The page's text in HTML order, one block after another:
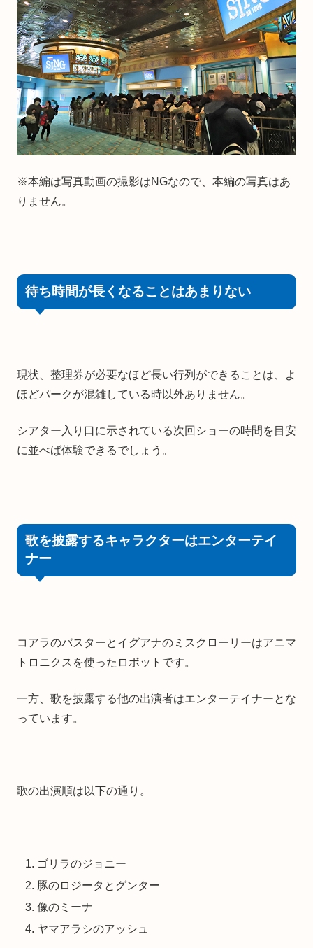
※本編は写真動画の撮影はNGなので、本編の写真はあ
りません。
待ち時間が長くなることはあまりない
現状、整理券が必要なほど長い行列ができることは、よ
ほどパークが混雑している時以外ありません。
シアター入り口に示されている次回ショーの時間を目安
に並べば体験できるでしょう。
歌を披露するキャラクターはエンターテイ
ナー
コアラのバスターとイグアナのミスクローリーはアニマ
トロニクスを使ったロボットです。
一方、歌を披露する他の出演者はエンターテイナーとな
っています。
歌の出演順は以下の通り。
ゴリラのジョニー
豚のロジータとグンター
像のミーナ
ヤマアラシのアッシュ